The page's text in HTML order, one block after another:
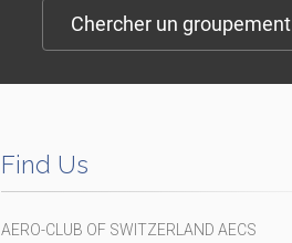
Chercher un groupement
Find Us
AERO-CLUB OF SWITZERLAND AECS